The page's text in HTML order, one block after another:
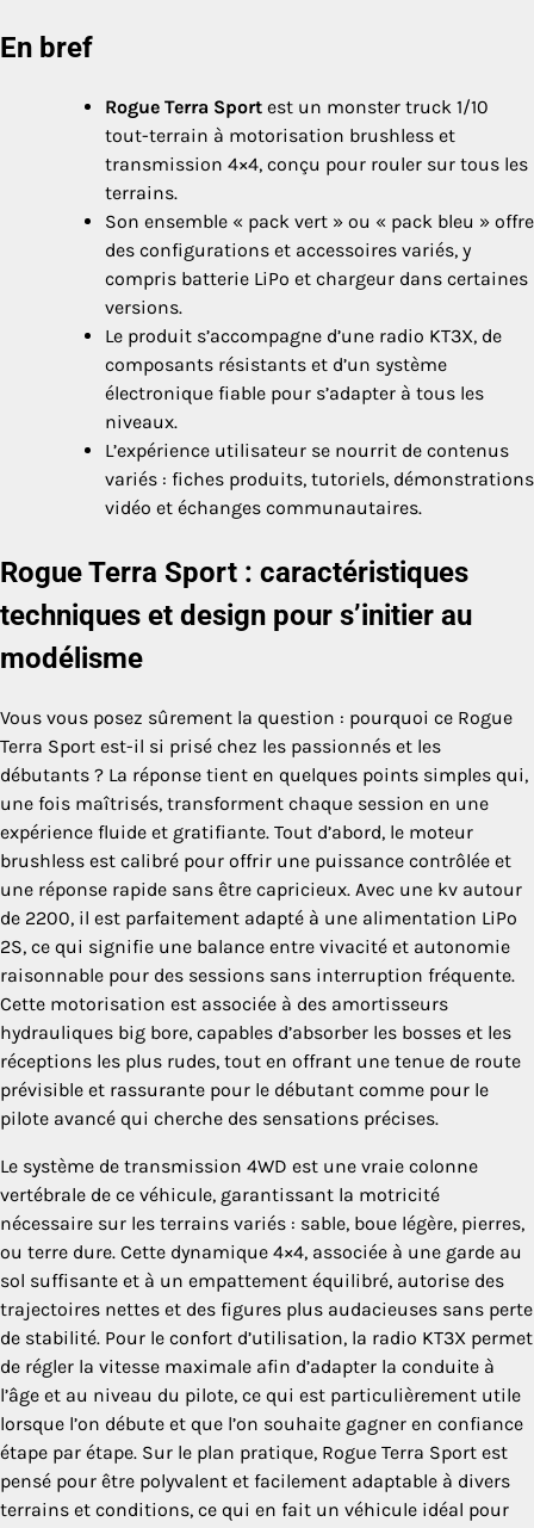
En bref
Rogue Terra Sport est un monster truck 1/10
tout-terrain à motorisation brushless et
transmission 4×4, conçu pour rouler sur tous les
terrains.
Son ensemble « pack vert » ou « pack bleu » offre
des configurations et accessoires variés, y
compris batterie LiPo et chargeur dans certaines
versions.
Le produit s’accompagne d’une radio KT3X, de
composants résistants et d’un système
électronique fiable pour s’adapter à tous les
niveaux.
L’expérience utilisateur se nourrit de contenus
variés : fiches produits, tutoriels, démonstrations
vidéo et échanges communautaires.
Rogue Terra Sport : caractéristiques
techniques et design pour s’initier au
modélisme
Vous vous posez sûrement la question : pourquoi ce Rogue
Terra Sport est-il si prisé chez les passionnés et les
débutants ? La réponse tient en quelques points simples qui,
une fois maîtrisés, transforment chaque session en une
expérience fluide et gratifiante. Tout d’abord, le moteur
brushless est calibré pour offrir une puissance contrôlée et
une réponse rapide sans être capricieux. Avec une kv autour
de 2200, il est parfaitement adapté à une alimentation LiPo
2S, ce qui signifie une balance entre vivacité et autonomie
raisonnable pour des sessions sans interruption fréquente.
Cette motorisation est associée à des amortisseurs
hydrauliques big bore, capables d’absorber les bosses et les
réceptions les plus rudes, tout en offrant une tenue de route
prévisible et rassurante pour le débutant comme pour le
pilote avancé qui cherche des sensations précises.
Le système de transmission 4WD est une vraie colonne
vertébrale de ce véhicule, garantissant la motricité
nécessaire sur les terrains variés : sable, boue légère, pierres,
ou terre dure. Cette dynamique 4×4, associée à une garde au
sol suffisante et à un empattement équilibré, autorise des
trajectoires nettes et des figures plus audacieuses sans perte
de stabilité. Pour le confort d’utilisation, la radio KT3X permet
de régler la vitesse maximale afin d’adapter la conduite à
l’âge et au niveau du pilote, ce qui est particulièrement utile
lorsque l’on débute et que l’on souhaite gagner en confiance
étape par étape. Sur le plan pratique, Rogue Terra Sport est
pensé pour être polyvalent et facilement adaptable à divers
terrains et conditions, ce qui en fait un véhicule idéal pour